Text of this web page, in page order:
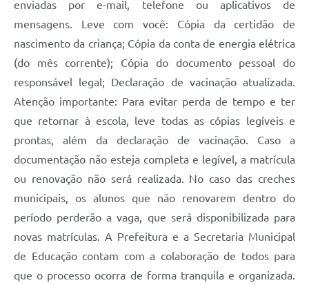
enviadas por e-mail, telefone ou aplicativos de
mensagens. Leve com você: Cópia da certidão de
nascimento da criança; Cópia da conta de energia elétrica
(do mês corrente); Cópia do documento pessoal do
responsável legal; Declaração de vacinação atualizada.
Atenção importante: Para evitar perda de tempo e ter
que retornar à escola, leve todas as cópias legíveis e
prontas, além da declaração de vacinação. Caso a
documentação não esteja completa e legível, a matrícula
ou renovação não será realizada. No caso das creches
municipais, os alunos que não renovarem dentro do
período perderão a vaga, que será disponibilizada para
novas matrículas. A Prefeitura e a Secretaria Municipal
de Educação contam com a colaboração de todos para
que o processo ocorra de forma tranquila e organizada.